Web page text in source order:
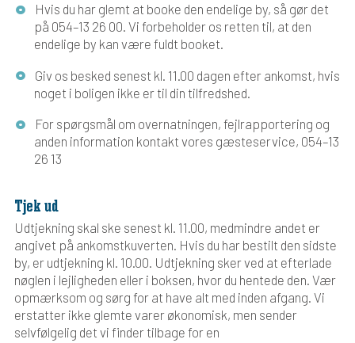
Hvis du har glemt at booke den endelige by, så gør det
på 054–13 26 00. Vi forbeholder os retten til, at den
endelige by kan være fuldt booket.
Giv os besked senest kl. 11.00 dagen efter ankomst, hvis
noget i boligen ikke er til din tilfredshed.
For spørgsmål om overnatningen, fejlrapportering og
anden information kontakt vores gæsteservice, 054–13
26 13
Tjek ud
Udtjekning skal ske senest kl. 11.00, medmindre andet er
angivet på ankomstkuverten. Hvis du har bestilt den sidste
by, er udtjekning kl. 10.00. Udtjekning sker ved at efterlade
nøglen i lejligheden eller i boksen, hvor du hentede den. Vær
opmærksom og sørg for at have alt med inden afgang. Vi
erstatter ikke glemte varer økonomisk, men sender
selvfølgelig det vi finder tilbage for en